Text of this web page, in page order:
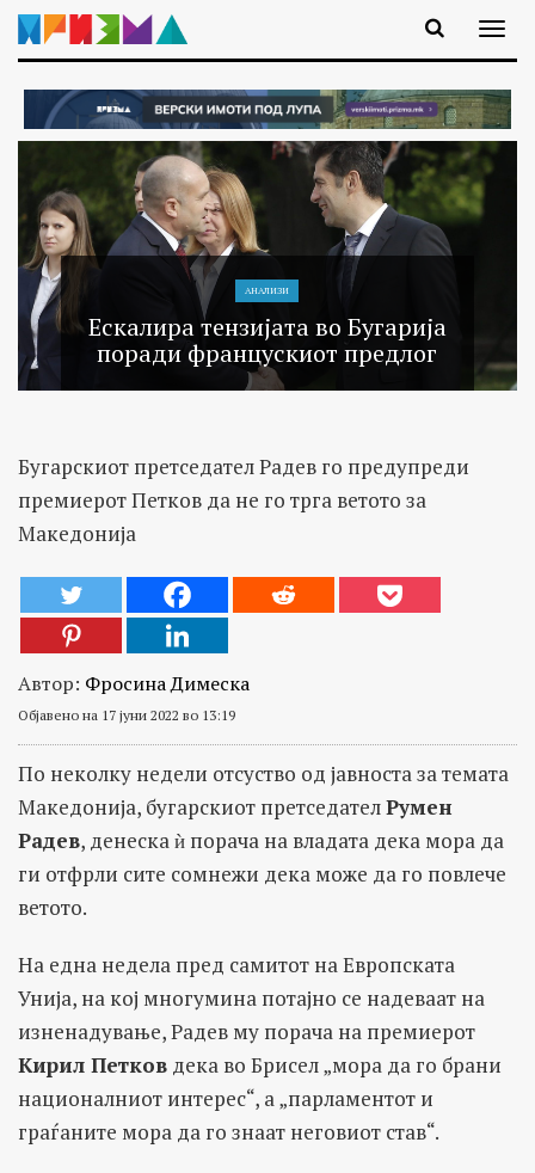
АНАЛИЗИ
Ескалира тензијата во Бугарија
поради францускиот предлог
Бугарскиот претседател Радев го предупреди
премиерот Петков да не го трга ветото за
Македонија
Автор: Фросина Димеска
Објавено на 17 јуни 2022 во 13:19
По неколку недели отсуство од јавноста за темата
Македонија, бугарскиот претседателРумен
Радев, денеска ѝ порача на владата дека мора да
ги отфрли сите сомнежи дека може да го повлече
ветото.
На една недела пред самитот на Европската
Унија, на кој многумина потајно се надеваат на
изненадување, Радев му порача на премиерот
Кирил Петков дека во Брисел „мора да го брани
националниот интерес“, а „парламентот и
граѓаните мора да го знаат неговиот став“.